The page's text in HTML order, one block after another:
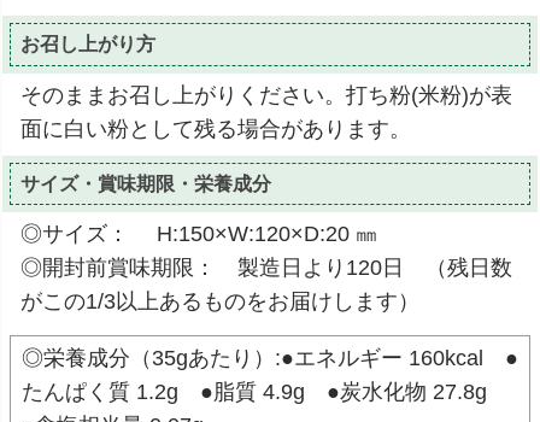
お召し上がり方
そのままお召し上がりください。打ち粉(米粉)が表
面に白い粉として残る場合があります。
サイズ・賞味期限・栄養成分
◎サイズ： H:150×W:120×D:20 ㎜
◎開封前賞味期限： 製造日より120日 （残日数
がこの1/3以上あるものをお届けします）
◎栄養成分（35gあたり）:●エネルギー 160kcal ●
たんぱく質 1.2g ●脂質 4.9g ●炭水化物 27.8g